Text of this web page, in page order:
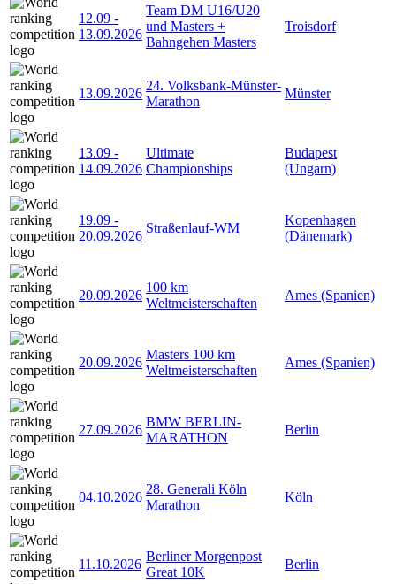
12.09 -
13.09.2026
Team DM U16/U20
und Masters +
Bahngehen Masters
Troisdorf
13.09.2026
24. Volksbank-Münster-
Marathon
Münster
13.09 -
14.09.2026
Ultimate
Championships
Budapest
(Ungarn)
19.09 -
20.09.2026
Straßenlauf-WM
Kopenhagen
(Dänemark)
20.09.2026
100 km
Weltmeisterschaften
Ames (Spanien)
20.09.2026
Masters 100 km
Weltmeisterschaften
Ames (Spanien)
27.09.2026
BMW BERLIN-
MARATHON
Berlin
04.10.2026
28. Generali Köln
Marathon
Köln
11.10.2026
Berliner Morgenpost
Great 10K
Berlin